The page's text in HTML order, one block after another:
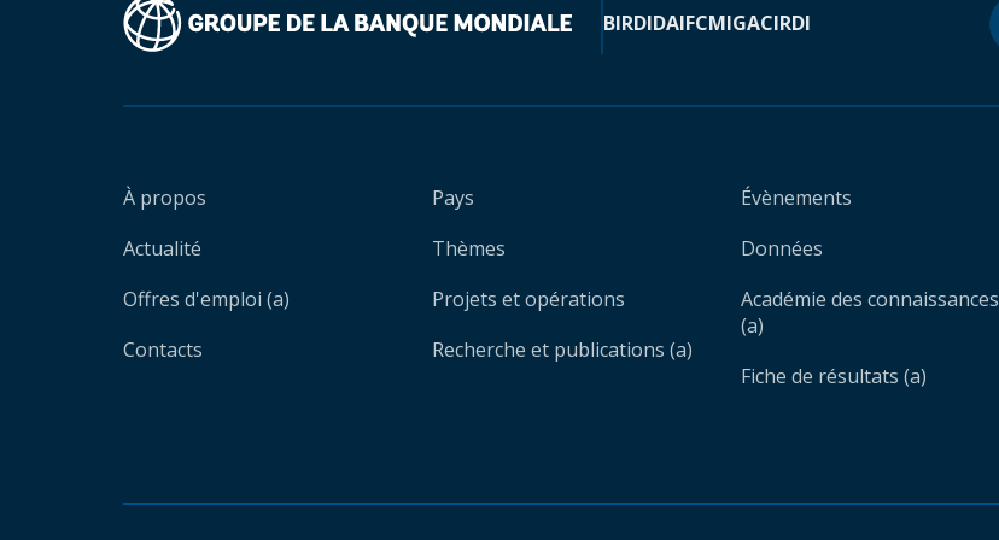
BIRDIDAIFCMIGACIRDI
À propos
Actualité
Offres d'emploi (a)
Contacts
Pays
Thèmes
Projets et opérations
Recherche et publications (a)
Évènements
Données
Académie des connaissances
(a)
Fiche de résultats (a)